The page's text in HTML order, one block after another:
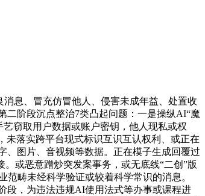
息、冒充仿冒他人、侵害未成年益、处置收
二阶段沉点整治7类凸起问题：一是操纵AI“魔
窃取用户数据或账户密钥，他人现私或权
未落实跨平台现式标识互识互认权利、或正在
、图片、音视频等数据。正在模子生成回覆过
或恶意蹭炒突发案事务，或无底线“二创”版
畴未经科学验证或较着科学常识的消息。
段，为违法违规AI使用法式等办事或课程进